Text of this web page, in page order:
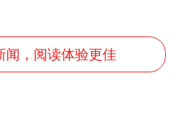
闻，阅读体验更佳